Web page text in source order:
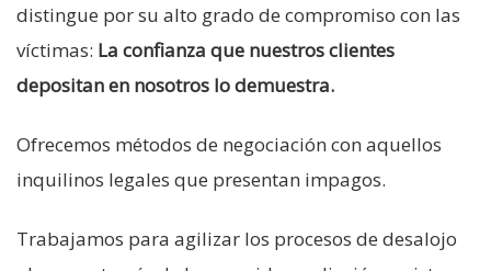
distingue por su alto grado de compromiso con las
víctimas: La confianza que nuestros clientes
depositan en nosotros lo demuestra.
Ofrecemos métodos de negociación con aquellos
inquilinos legales que presentan impagos.
Trabajamos para agilizar los procesos de desalojo